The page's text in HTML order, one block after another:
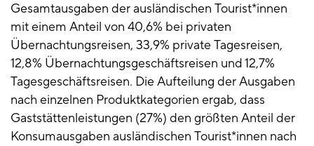
Gesamtausgaben der ausländischen Tourist*innen
mit einem Anteil von 40,6% bei privaten
Übernachtungsreisen, 33,9% private Tagesreisen,
12,8% Übernachtungsgeschäftsreisen und 12,7%
Tagesgeschäftsreisen. Die Aufteilung der Ausgaben
nach einzelnen Produktkategorien ergab, dass
Gaststättenleistungen (27%) den größten Anteil der
Konsumausgaben ausländischen Tourist*innen nach